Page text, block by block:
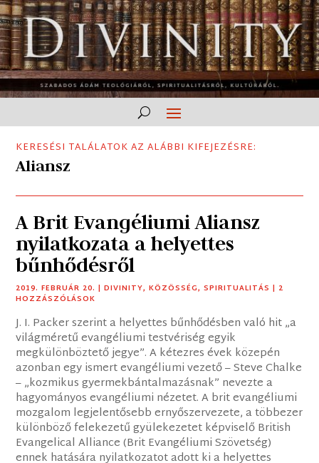
KERESÉSI TALÁLATOK AZ ALÁBBI KIFEJEZÉSRE:
Aliansz
A Brit Evangéliumi Aliansz
nyilatkozata a helyettes
bűnhődésről
2019. FEBRUÁR 20. |DIVINITY,KÖZÖSSÉG,SPIRITUALITÁS | 2
HOZZÁSZÓLÁSOK
J. I. Packer szerint a helyettes bűnhődésben való hit „a
világméretű evangéliumi testvériség egyik
megkülönböztető jegye”. A kétezres évek közepén
azonban egy ismert evangéliumi vezető – Steve Chalke
– „kozmikus gyermekbántalmazásnak” nevezte a
hagyományos evangéliumi nézetet. A brit evangéliumi
mozgalom legjelentősebb ernyőszervezete, a többezer
különböző felekezetű gyülekezetet képviselő British
Evangelical Alliance (Brit Evangéliumi Szövetség)
ennek hatására nyilatkozatot adott ki a helyettes